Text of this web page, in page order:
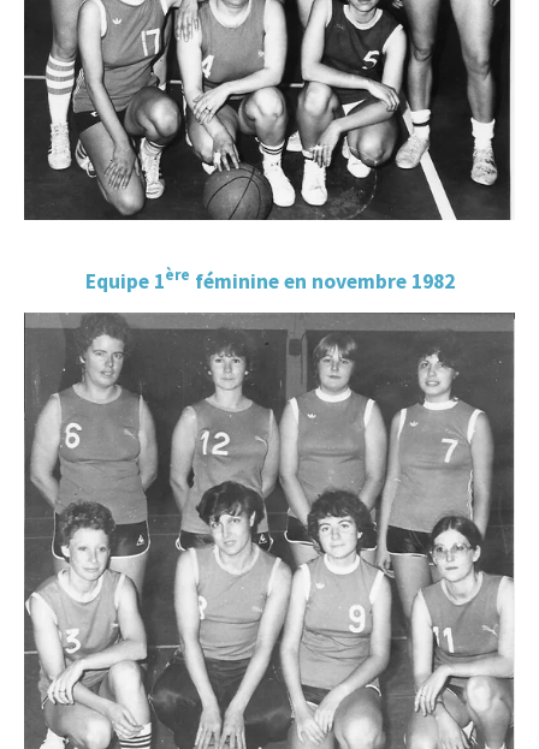
Equipe 1ère féminine en novembre 1982